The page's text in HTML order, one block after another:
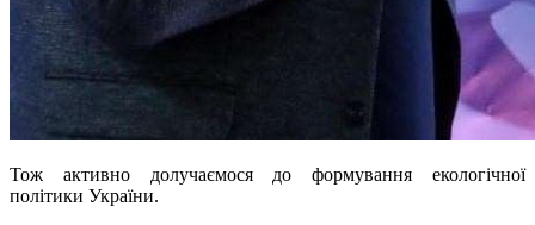
Тож активно долучаємося до формування екологічної
політики України.